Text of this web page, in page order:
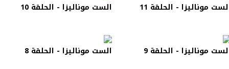
موناليزا - الحلقة 11 الست موناليزا - الحلقة 10
موناليزا - الحلقة 9 الست موناليزا - الحلقة 8